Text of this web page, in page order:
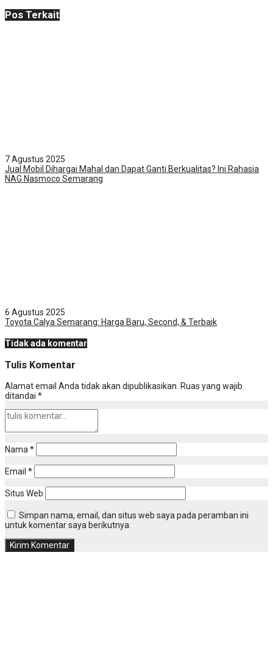
Pos Terkait
7 Agustus 2025
Jual Mobil Dihargai Mahal dan Dapat Ganti Berkualitas? Ini Rahasia
NAG Nasmoco Semarang
6 Agustus 2025
Toyota Calya Semarang: Harga Baru, Second, & Terbaik
Tidak ada komentar
Tulis Komentar
Alamat email Anda tidak akan dipublikasikan. Ruas yang wajib
ditandai *
Nama *
Email *
Situs Web
Simpan nama, email, dan situs web saya pada peramban ini
untuk komentar saya berikutnya.